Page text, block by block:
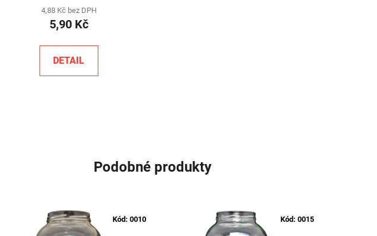
4,88 Kč bez DPH
5,90 Kč
DETAIL
Podobné produkty
Kód: 0010 Kód: 0015